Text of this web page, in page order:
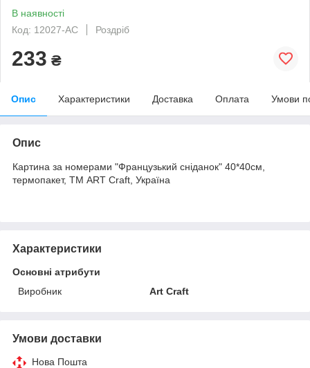
В наявності
Код: 12027-AC
Роздріб
233 ₴
Опис Характеристики Доставка Оплата Умови
Опис
Картина за номерами "Французький сніданок" 40*40см,
термопакет, ТМ ART Craft, Україна
Характеристики
Основні атрибути
Виробник
Art Craft
Умови доставки
Нова Пошта